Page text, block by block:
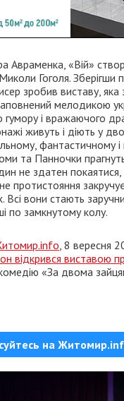
Авраменка, «Вій»
Гоголя. Зберігши
зробив виставу,
мелодикою
гумору і вражаючого
живуть і діють у
фантастичному
та Панночки
не здатен
протистояння
Всі вони стають
по замкнутому колу.
, 8 вересня
відкрився виставою
«За двома
на